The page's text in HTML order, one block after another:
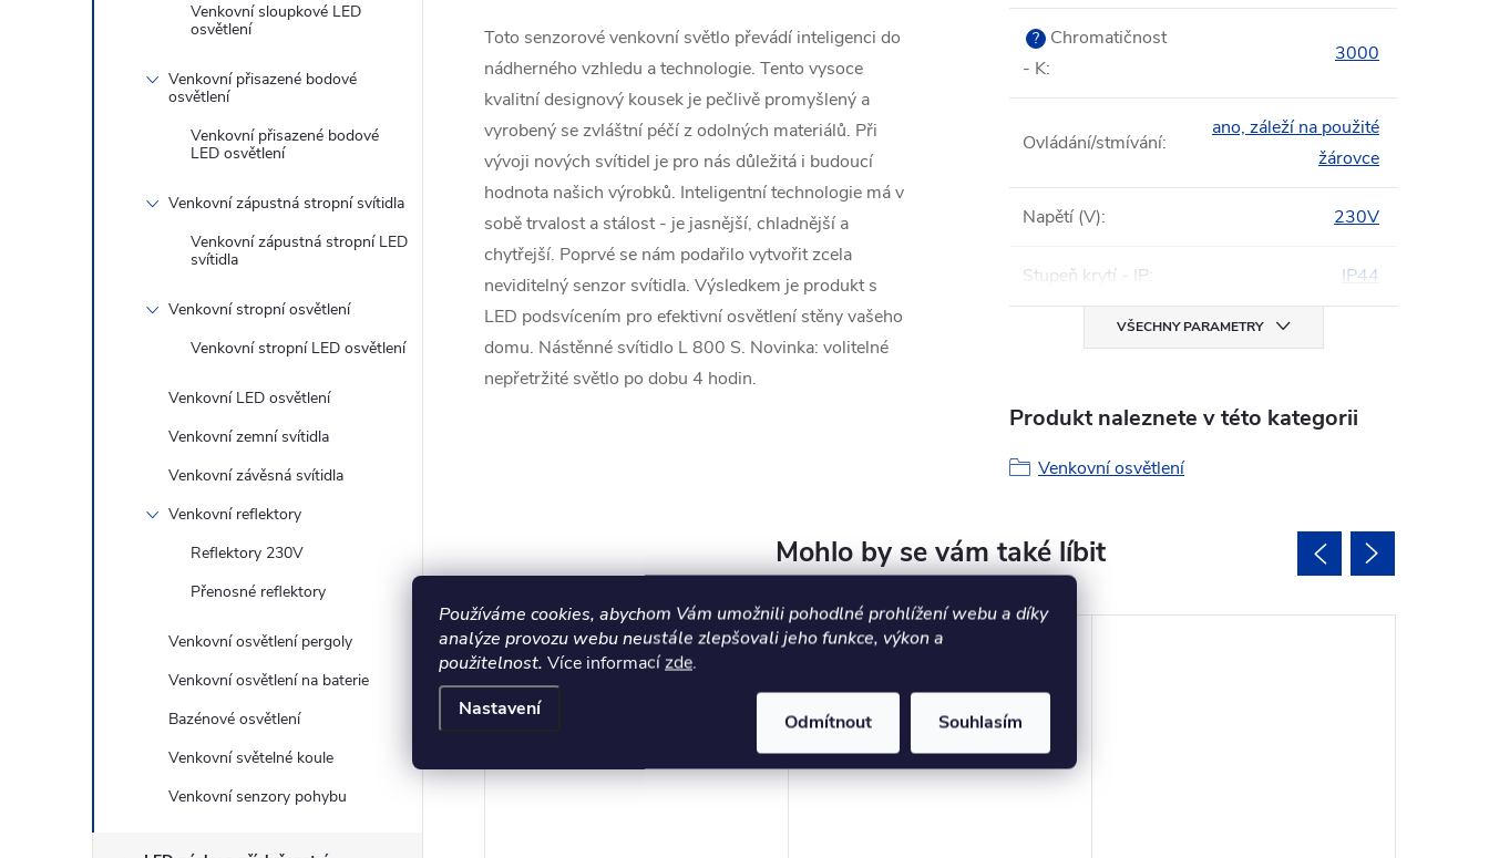
Používáme cookies, abychom Vám umožnili pohodlné prohlížení webu a díky
analýze provozu webu neustále zlepšovali jeho funkce, výkon a
použitelnost. Více informacízde.
Nastavení
Odmítnout Souhlasím
Venkovní sloupkové LED
osvětlení
Venkovní přisazené bodové
osvětlení
Venkovní přisazené bodové
LED osvětlení
Venkovní zápustná stropní svítidla
Venkovní zápustná stropní LED
svítidla
Venkovní stropní osvětlení
Venkovní stropní LED osvětlení
Venkovní LED osvětlení
Venkovní zemní svítidla
Venkovní závěsná svítidla
Venkovní reflektory
Reflektory 230V
Přenosné reflektory
Venkovní osvětlení pergoly
Venkovní osvětlení na baterie
Bazénové osvětlení
Venkovní světelné koule
Venkovní senzory pohybu
Toto senzorové venkovní světlo převádí inteligenci do
nádherného vzhledu a technologie. Tento vysoce
kvalitní designový kousek je pečlivě promyšlený a
vyrobený se zvláštní péčí z odolných materiálů. Při
vývoji nových svítidel je pro nás důležitá i budoucí
hodnota našich výrobků. Inteligentní technologie má v
sobě trvalost a stálost - je jasnější, chladnější a
chytřejší. Poprvé se nám podařilo vytvořit zcela
neviditelný senzor svítidla. Výsledkem je produkt s
LED podsvícením pro efektivní osvětlení stěny vašeho
domu. Nástěnné svítidlo L 800 S. Novinka: volitelné
nepřetržité světlo po dobu 4 hodin.
? Chromatičnost
- K:
3000
Ovládání/stmívání:
ano, záleží na použité
žárovce
Napětí (V): 230V
Stupeň krytí - IP: IP44
VŠECHNY PARAMETRY
Produkt naleznete v této kategorii
Venkovní osvětlení
Akce
LETNÍ AKCE
1 750 Kč
–20 %